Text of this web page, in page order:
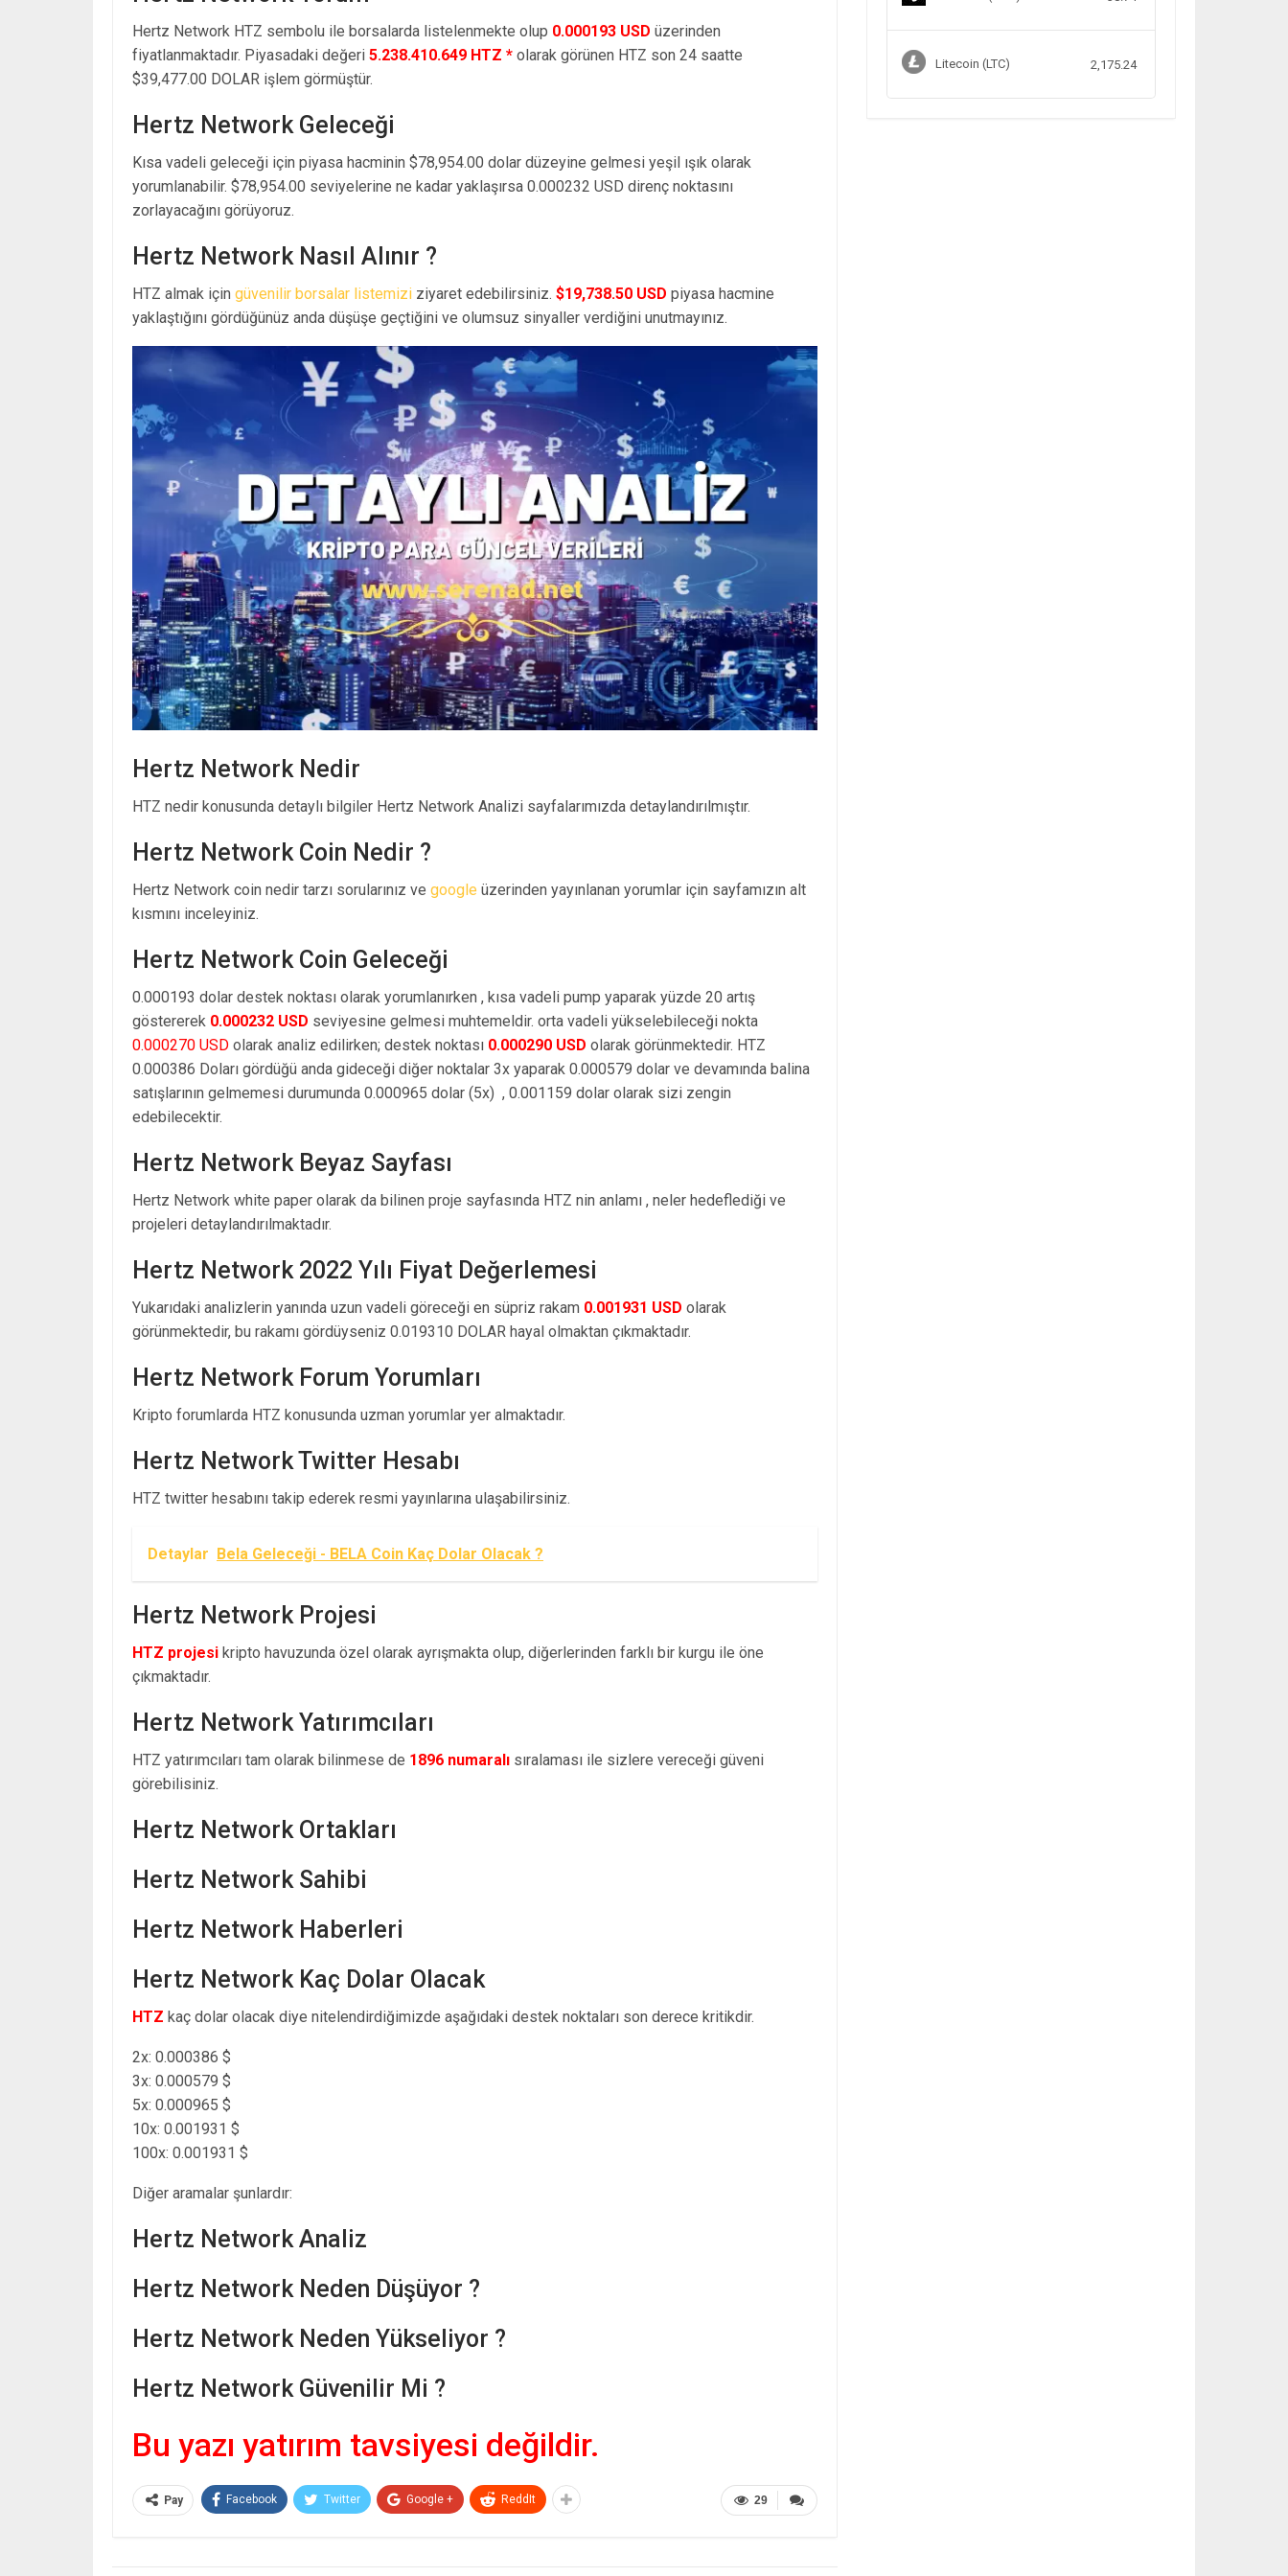
Hertz Network HTZ sembolu ile borsalarda listelenmekte olup 0.000193 USD üzerinden
fiyatlanmaktadır. Piyasadaki değeri 5.238.410.649 HTZ * olarak görünen HTZ son 24 saatte
$39,477.00 DOLAR işlem görmüştür.
Hertz Network Geleceği
Kısa vadeli geleceği için piyasa hacminin $78,954.00 dolar düzeyine gelmesi yeşil ışık olarak
yorumlanabilir. $78,954.00 seviyelerine ne kadar yaklaşırsa 0.000232 USD direnç noktasını
zorlayacağını görüyoruz.
Hertz Network Nasıl Alınır ?
HTZ almak için güvenilir borsalar listemizi ziyaret edebilirsiniz. $19,738.50 USD piyasa hacmine
yaklaştığını gördüğünüz anda düşüşe geçtiğini ve olumsuz sinyaller verdiğini unutmayınız.
Hertz Network Nedir
HTZ nedir konusunda detaylı bilgiler Hertz Network Analizi sayfalarımızda detaylandırılmıştır.
Hertz Network Coin Nedir ?
Hertz Network coin nedir tarzı sorularınız ve google üzerinden yayınlanan yorumlar için sayfamızın alt
kısmını inceleyiniz.
Hertz Network Coin Geleceği
0.000193 dolar destek noktası olarak yorumlanırken , kısa vadeli pump yaparak yüzde 20 artış
göstererek 0.000232 USD seviyesine gelmesi muhtemeldir. orta vadeli yükselebileceği nokta
0.000270 USD olarak analiz edilirken; destek noktası 0.000290 USD olarak görünmektedir. HTZ
0.000386 Doları gördüğü anda gideceği diğer noktalar 3x yaparak 0.000579 dolar ve devamında balina
satışlarının gelmemesi durumunda 0.000965 dolar (5x) , 0.001159 dolar olarak sizi zengin
edebilecektir.
Hertz Network Beyaz Sayfası
Hertz Network white paper olarak da bilinen proje sayfasında HTZ nin anlamı , neler hedeflediği ve
projeleri detaylandırılmaktadır.
Hertz Network 2022 Yılı Fiyat Değerlemesi
Yukarıdaki analizlerin yanında uzun vadeli göreceği en süpriz rakam 0.001931 USD olarak
görünmektedir, bu rakamı gördüyseniz 0.019310 DOLAR hayal olmaktan çıkmaktadır.
Hertz Network Forum Yorumları
Kripto forumlarda HTZ konusunda uzman yorumlar yer almaktadır.
Hertz Network Twitter Hesabı
HTZ twitter hesabını takip ederek resmi yayınlarına ulaşabilirsiniz.
Detaylar Bela Geleceği - BELA Coin Kaç Dolar Olacak ?
Hertz Network Projesi
HTZ projesi kripto havuzunda özel olarak ayrışmakta olup, diğerlerinden farklı bir kurgu ile öne
çıkmaktadır.
Hertz Network Yatırımcıları
HTZ yatırımcıları tam olarak bilinmese de 1896 numaralı sıralaması ile sizlere vereceği güveni
görebilisiniz.
Hertz Network Ortakları
Hertz Network Sahibi
Hertz Network Haberleri
Hertz Network Kaç Dolar Olacak
HTZ kaç dolar olacak diye nitelendirdiğimizde aşağıdaki destek noktaları son derece kritikdir.
2x: 0.000386 $
3x: 0.000579 $
5x: 0.000965 $
10x: 0.001931 $
100x: 0.001931 $
Diğer aramalar şunlardır:
Hertz Network Analiz
Hertz Network Neden Düşüyor ?
Hertz Network Neden Yükseliyor ?
Hertz Network Güvenilir Mi ?
Bu yazı yatırım tavsiyesi değildir.
29
Pay Facebook Twitter Google + ReddIt
Litecoin (LTC) 2,175.24